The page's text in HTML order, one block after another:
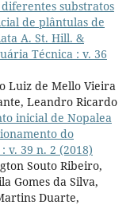
substratos
de plântulas de
A. St. Hill. &
Técnica : v. 36
Luiz de Mello Vieira
Leandro Ricardo
inicial de Nopalea
do
v. 39 n. 2 (2018)
Souto Ribeiro,
Gomes da Silva,
Duarte,